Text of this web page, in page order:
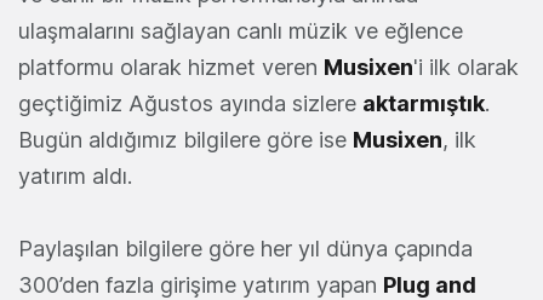
ulaşmalarını sağlayan canlı müzik ve eğlence
platformu olarak hizmet veren Musixen'i ilk olarak
geçtiğimiz Ağustos ayında sizlere aktarmıştık.
Bugün aldığımız bilgilere göre ise Musixen, ilk
yatırım aldı.
Paylaşılan bilgilere göre her yıl dünya çapında
300’den fazla girişime yatırım yapan Plug and